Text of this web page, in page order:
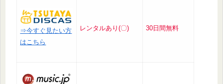
⇒今すぐ見たい方
はこちら
レンタルあり(〇) 30日間無料